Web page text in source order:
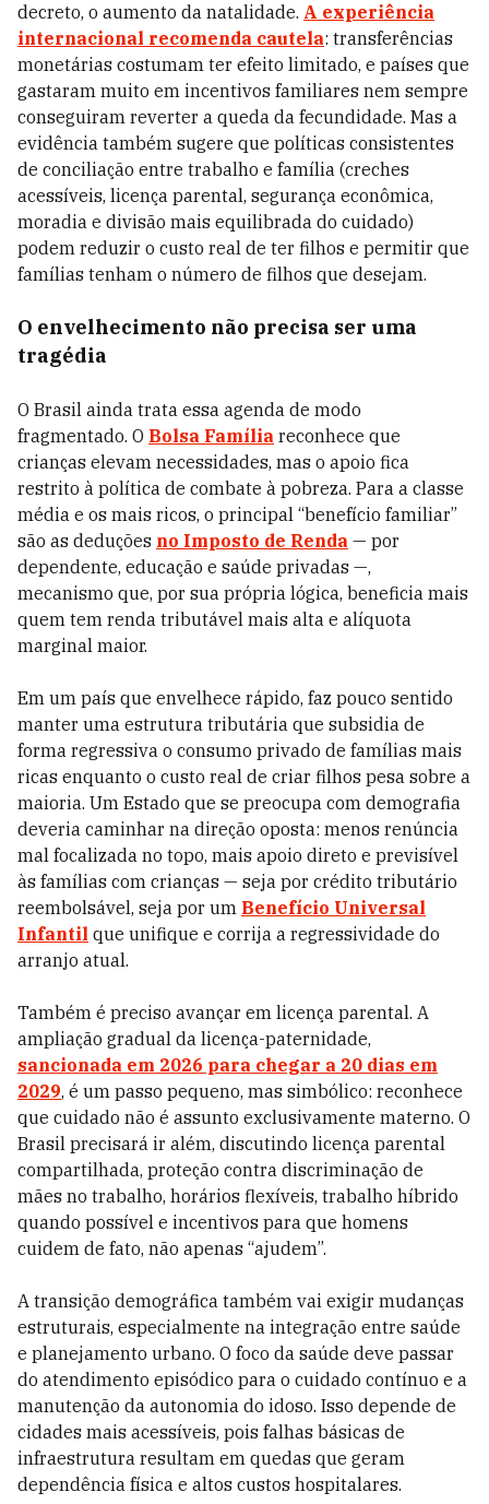
decreto, o aumento da natalidade. A experiência
internacional recomenda cautela: transferências
monetárias costumam ter efeito limitado, e países que
gastaram muito em incentivos familiares nem sempre
conseguiram reverter a queda da fecundidade. Mas a
evidência também sugere que políticas consistentes
de conciliação entre trabalho e família (creches
acessíveis, licença parental, segurança econômica,
moradia e divisão mais equilibrada do cuidado)
podem reduzir o custo real de ter filhos e permitir que
famílias tenham o número de filhos que desejam.
O envelhecimento não precisa ser uma
tragédia
O Brasil ainda trata essa agenda de modo
fragmentado. O Bolsa Família reconhece que
crianças elevam necessidades, mas o apoio fica
restrito à política de combate à pobreza. Para a classe
média e os mais ricos, o principal “benefício familiar”
são as deduções no Imposto de Renda — por
dependente, educação e saúde privadas —,
mecanismo que, por sua própria lógica, beneficia mais
quem tem renda tributável mais alta e alíquota
marginal maior.
Em um país que envelhece rápido, faz pouco sentido
manter uma estrutura tributária que subsidia de
forma regressiva o consumo privado de famílias mais
ricas enquanto o custo real de criar filhos pesa sobre a
maioria. Um Estado que se preocupa com demografia
deveria caminhar na direção oposta: menos renúncia
mal focalizada no topo, mais apoio direto e previsível
às famílias com crianças — seja por crédito tributário
reembolsável, seja por um Benefício Universal
Infantil que unifique e corrija a regressividade do
arranjo atual.
Também é preciso avançar em licença parental. A
ampliação gradual da licença-paternidade,
sancionada em 2026 para chegar a 20 dias em
2029, é um passo pequeno, mas simbólico: reconhece
que cuidado não é assunto exclusivamente materno. O
Brasil precisará ir além, discutindo licença parental
compartilhada, proteção contra discriminação de
mães no trabalho, horários flexíveis, trabalho híbrido
quando possível e incentivos para que homens
cuidem de fato, não apenas “ajudem”.
A transição demográfica também vai exigir mudanças
estruturais, especialmente na integração entre saúde
e planejamento urbano. O foco da saúde deve passar
do atendimento episódico para o cuidado contínuo e a
manutenção da autonomia do idoso. Isso depende de
cidades mais acessíveis, pois falhas básicas de
infraestrutura resultam em quedas que geram
dependência física e altos custos hospitalares.